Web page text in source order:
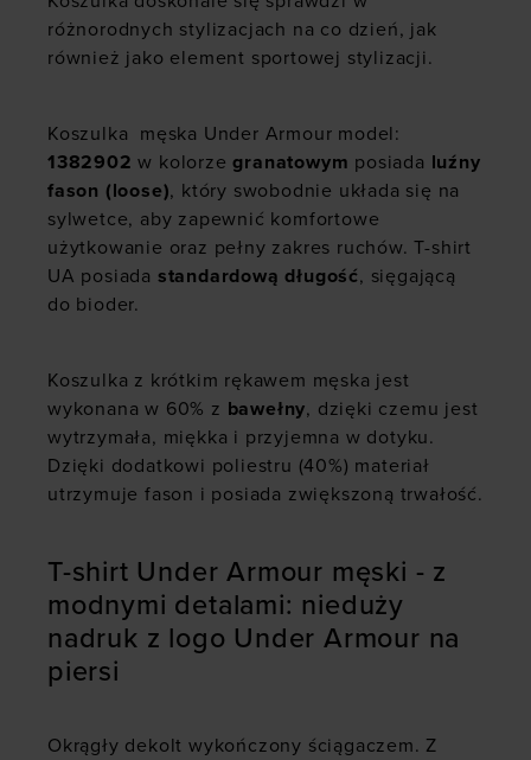
różnorodnych stylizacjach na co dzień, jak
również jako element sportowej stylizacji.
Koszulka męska Under Armour model:
1382902 w kolorzegranatowym posiada luźny
fason (loose), który swobodnie układa się na
sylwetce, aby zapewnić komfortowe
użytkowanie oraz pełny zakres ruchów. T-shirt
UA posiada standardową długość, sięgającą
do bioder.
Koszulka z krótkim rękawem męska jest
wykonana w 60% z bawełny, dzięki czemu jest
wytrzymała, miękka i przyjemna w dotyku.
Dzięki dodatkowi poliestru (40%) materiał
utrzymuje fason i posiada zwiększoną trwałość.
T-shirt Under Armour męski - z
modnymi detalami: nieduży
nadruk z logo Under Armour na
piersi
Okrągły dekolt wykończony ściągaczem. Z